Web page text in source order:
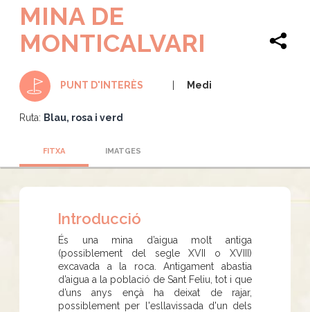
MINA DE
MONTICALVARI
PUNT D'INTERÈS Medi
Ruta: Blau, rosa i verd
FITXA IMATGES
Introducció
És una mina d’aigua molt antiga
(possiblement del segle XVII o XVIII)
excavada a la roca. Antigament abastia
d’aigua a la població de Sant Feliu, tot i que
d’uns anys ençà ha deixat de rajar,
possiblement per l'esllavissada d'un dels